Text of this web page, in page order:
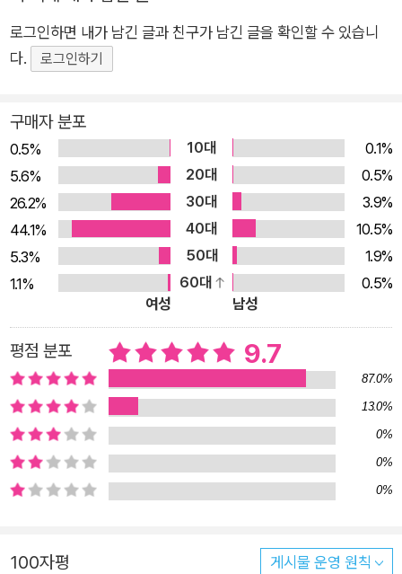
어린이 누구라도 쉽게 접할 수 있다. 이제 귀여운 강아지 스누피
가 아니라, 못 하는 게 없고 엉뚱한 속마음으로 동네 어린이들을
계에서 가장 사랑스러운 캐릭터 찰리 브라운과 피너츠 친구들! 이
책에는 스누피뿐 아니라, 만화 「피너츠」의 인기 캐릭터 찰리 브라
운, 라이너스와 루시 남매, 슈뢰더와 샐리 등이 오롯이 등장한다.
하는 일마다 실패하는 불운의 아이콘 찰리 브라운은 도저히 미워
할 수 없는 아이로 유명하다. 하늘색 담요가 없이는 살 수 없는 철
학자 라이너스는 ‘라이너스의 담요’라는 심리학 용어의 어원이 되
기까지 했다. 예술가의 전형인 진지한 장난감 피아니스트 슈뢰더
와 심술궂은 짝사랑의 아이콘 루시, 먼지투성이라 행복한 픽
펜……. 스누피의 친구들은 누구 하나 뒤지지 않는 개성으로 사랑
받을 수밖에 없다. 이 책을 읽노라면 어느 한 캐릭터에서라도 바
로 내 모습, 바로 내 친구의 모습을 발견하게 될 것이다. 그리고
스누피와 친구들을 통해 나와 내 친구들을 한층 깊이 이해하게 될
것이다. ◆ 만화라고 웃기기만 할까? 삶의 지혜와 통찰이 한 가
득! 이탈리아의 유명한 철학자 움베르토 에코는 저서 『스누피에
게도 철학이 있다』를 통해 현대 문화의 한 현상으로서 스누피에
대한 글을 쓴 적이 있다. 그럴 만큼 스누피와 친구들의 이야기는
겨 있다. 담요는 아기나 가지고 다니는 거라고 한소리 하는 아이
로그인하면 내가 남긴 글과 친구가 남긴 글을 확인할 수 있습니
다.
로그인하기
구매자 분포
0.5% 10대
0.1%
5.6%
20대
0.5%
26.2%
30대
3.9%
44.1%
40대
10.5%
5.3%
50대
1.9%
1.1%
60대
0.5%
여성
남성
평점 분포 9.7
87.0%
13.0%
0%
0%
0%
100자평 게시물 운영 원칙